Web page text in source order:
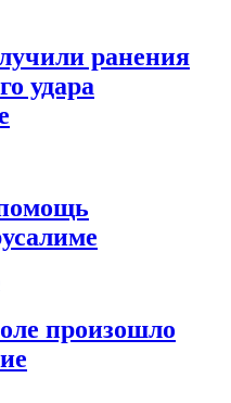
ранения
удара
произошло